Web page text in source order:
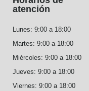
atención
Lunes: 9:00 a 18:00
Martes: 9:00 a 18:00
Miércoles: 9:00 a 18:00
Jueves: 9:00 a 18:00
Viernes: 9:00 a 18:00